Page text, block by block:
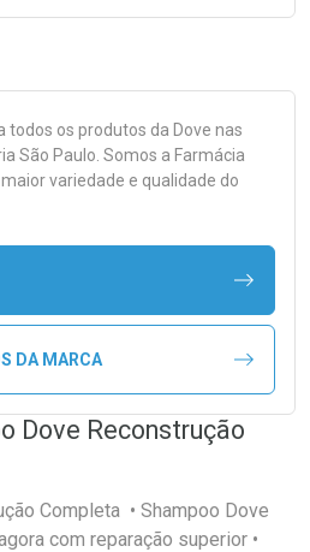
todos os produtos da Dove nas
São Paulo. Somos a Farmácia
variedade e qualidade do
DA MARCA
Dove Reconstrução
Completa • Shampoo Dove
com reparação superior •